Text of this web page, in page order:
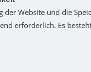
der Website und die
erforderlich. Es